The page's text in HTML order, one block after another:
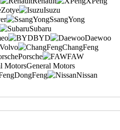
Zotye
Isuzu
SsangYong
Subaru
BYD
Daewoo
Volvo
ChangFeng
Porsche
FAW
General Motors
DongFeng Nissan